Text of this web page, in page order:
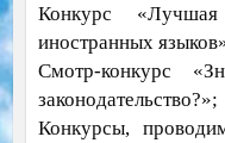
Конкурс
иностранных
Смотр-конкурс
законодательство?»;
Конкурсы,